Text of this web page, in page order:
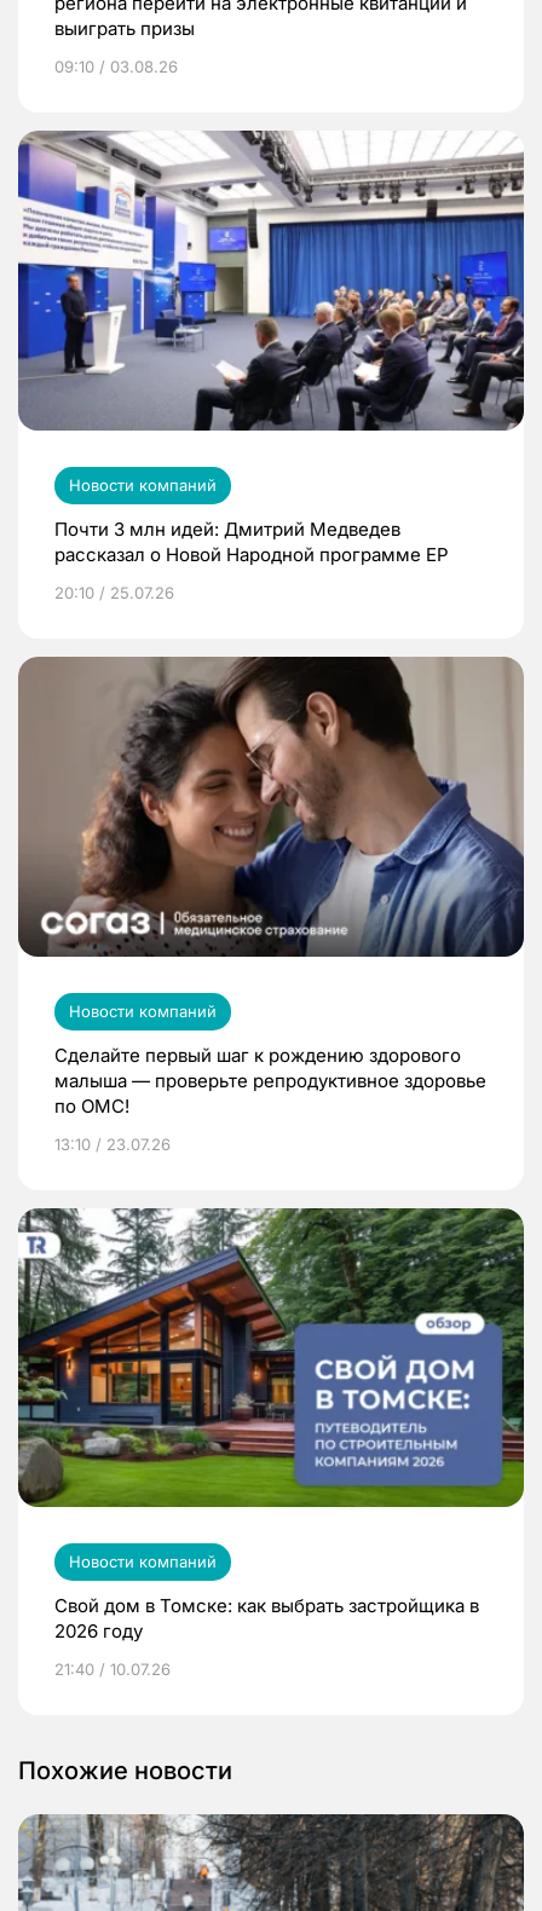
выиграть призы
09:10 / 03.08.26
Новости компаний
Почти 3 млн идей: Дмитрий Медведев
рассказал о Новой Народной программе ЕР
20:10 / 25.07.26
Новости компаний
Сделайте первый шаг к рождению здорового
малыша — проверьте репродуктивное здоровье
по ОМС!
13:10 / 23.07.26
Новости компаний
Свой дом в Томске: как выбрать застройщика в
2026 году
21:40 / 10.07.26
Похожие новости